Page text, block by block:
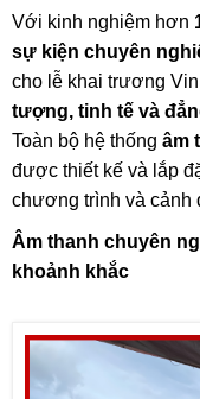
Với kinh nghiệm hơn
sự kiện chuyên
cho lễ khai trương
tượng, tinh tế và
Toàn bộ hệ thống âm
được thiết kế và lắp
chương trình và cảnh
Âm thanh chuyên
khoảnh khắc